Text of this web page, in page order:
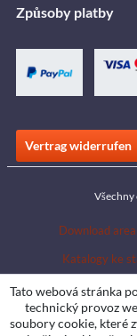
Způsoby platby
Vertrag widerrufen
Všechny
Download area
Katalogy ke
Tato webová stránka
technický provoz
soubory cookie, které